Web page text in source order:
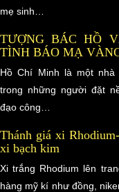
mẹ sinh…
TƯỢNG BÁC HỒ
TÌNH BÁO MẠ
Hồ Chí Minh là một nhà
trong những người đặt
đạo công…
Thánh giá xi
xi bạch kim
Xi trắng Rhodium lên
hàng mỹ kí như đồng,